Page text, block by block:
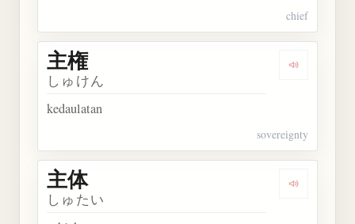
chief
Dengarkan
主権
しゅけん
kedaulatan
sovereignty
Dengarkan
主体
しゅたい